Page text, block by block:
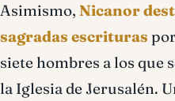
Asimismo, Nicanor
sagradas escrituras
siete hombres a los que
la Iglesia de Jerusalén.